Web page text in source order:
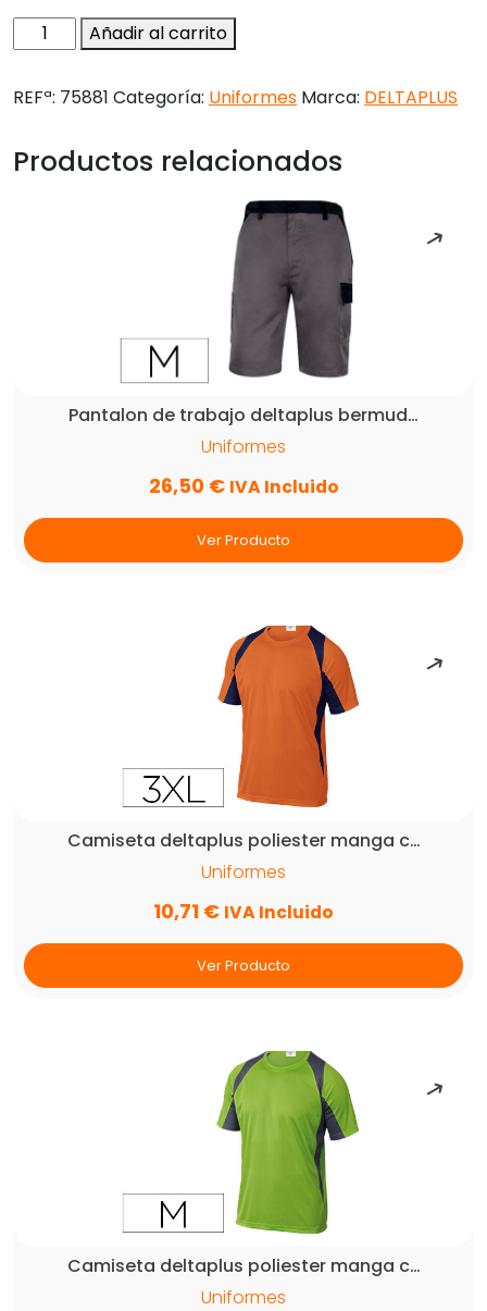
Chaqueta
deltaplus
con
2
Añadir al carrito
REFª: 75881 Categoría: Uniformes Marca: DELTAPLUS
Productos relacionados
Pantalon de trabajo deltaplus bermud…
Uniformes
26,50 € IVA Incluido
Ver Producto
Camiseta deltaplus poliester manga c…
Uniformes
10,71 € IVA Incluido
Ver Producto
Camiseta deltaplus poliester manga c…
Uniformes